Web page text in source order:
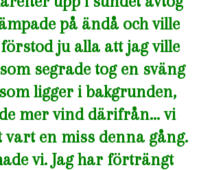
på ändå och ville
ju alla att jag ville
segrade tog en sväng
ligger i bakgrunden,
mer vind därifrån… vi
vart en miss denna gång.
vi. Jag har förträngt